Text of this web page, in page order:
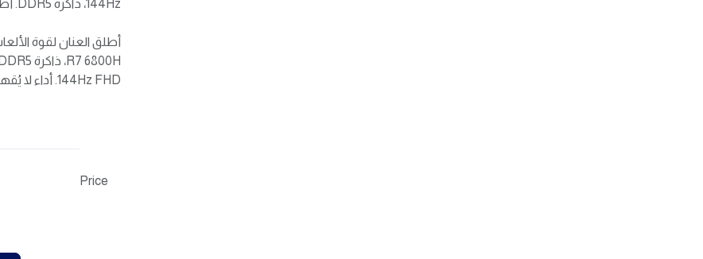
144Hz، ذاكرة DDR5. أطلق العنان لقوتك في الألعاب!
144Hz FHD. أداء لا يُقهر وتجربة غامرة.
Price